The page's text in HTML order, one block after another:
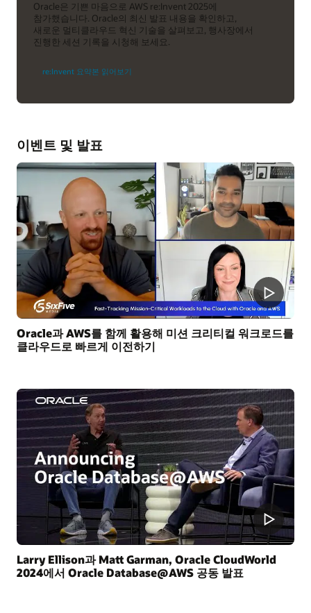
Oracle은 기쁜 마음으로 AWS re:Invent 2025에
참가했습니다. Oracle의 최신 발표 내용을 확인하고,
새로운 멀티클라우드 혁신 기술을 살펴보고, 행사장에서
진행한 세션 기록을 시청해 보세요.
re:Invent 요약본 읽어보기
이벤트 및 발표
Oracle과 AWS를 함께 활용해 미션 크리티컬 워크로드를
클라우드로 빠르게 이전하기
Larry Ellison과 Matt Garman, Oracle CloudWorld
2024에서 Oracle Database@AWS 공동 발표